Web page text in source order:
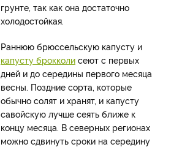
грунте, так как она достаточно
холодостойкая.
Раннюю брюссельскую капусту и
капусту брокколи сеют с первых
дней и до середины первого месяца
весны. Поздние сорта, которые
обычно солят и хранят, и капусту
савойскую лучше сеять ближе к
концу месяца. В северных регионах
можно сдвинуть сроки на середину